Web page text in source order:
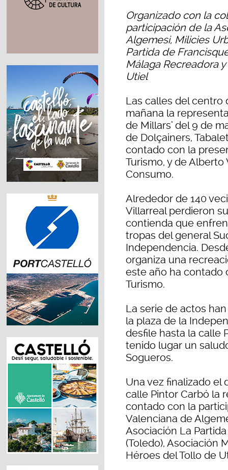
Organizado con la
participación de la
Algemesi, Milicies
Partida de
Málaga Recreadora
Utiel
Las calles del centro
mañana la
de Millars’ del 9 de
de Dolçainers,
contado con la
Turismo, y de
Consumo.
Alrededor de 140
Villarreal perdieron
contienda que
tropas del general
Independencia.
organiza una
este año ha contado
Turismo.
La serie de actos
la plaza de la
desfile hasta la calle
tenido lugar un
Sogueros.
Una vez finalizado el
calle Pintor Carbó la
contado con la
Valenciana de
Asociación La
(Toledo), Asociación
Héroes del Tollo de